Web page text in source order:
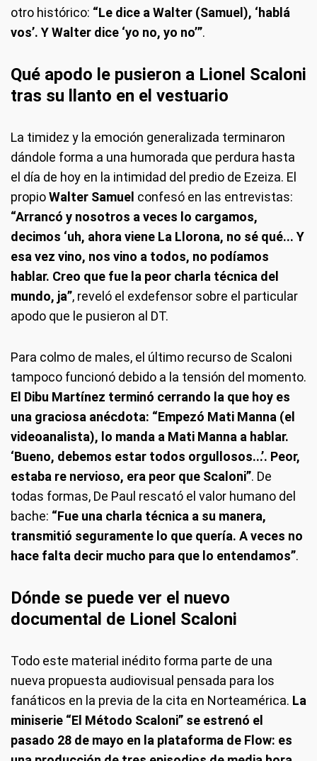
otro histórico: “Le dice a Walter (Samuel), ‘hablá
vos’. Y Walter dice ‘yo no, yo no’”.
Qué apodo le pusieron a Lionel Scaloni
tras su llanto en el vestuario
La timidez y la emoción generalizada terminaron
dándole forma a una humorada que perdura hasta
el día de hoy en la intimidad del predio de Ezeiza. El
propioWalter Samuel confesó en las entrevistas:
“Arrancó y nosotros a veces lo cargamos,
decimos ‘uh, ahora viene La Llorona, no sé qué... Y
esa vez vino, nos vino a todos, no podíamos
hablar. Creo que fue la peor charla técnica del
mundo, ja”, reveló el exdefensor sobre el particular
apodo que le pusieron al DT.
Para colmo de males, el último recurso de Scaloni
tampoco funcionó debido a la tensión del momento.
El Dibu Martínez terminó cerrando la que hoy es
una graciosa anécdota: “Empezó Mati Manna (el
videoanalista), lo manda a Mati Manna a hablar.
‘Bueno, debemos estar todos orgullosos...’. Peor,
estaba re nervioso, era peor que Scaloni”. De
todas formas, De Paul rescató el valor humano del
bache: “Fue una charla técnica a su manera,
transmitió seguramente lo que quería. A veces no
hace falta decir mucho para que lo entendamos”.
Dónde se puede ver el nuevo
documental de Lionel Scaloni
Todo este material inédito forma parte de una
nueva propuesta audiovisual pensada para los
fanáticos en la previa de la cita en Norteamérica. La
miniserie “El Método Scaloni” se estrenó el
pasado 28 de mayo en la plataforma de Flow: es